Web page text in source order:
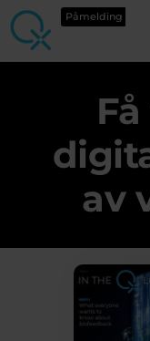
Påmelding
av